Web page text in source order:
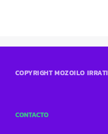
COPYRIGHT MOZOILO
CONTACTO